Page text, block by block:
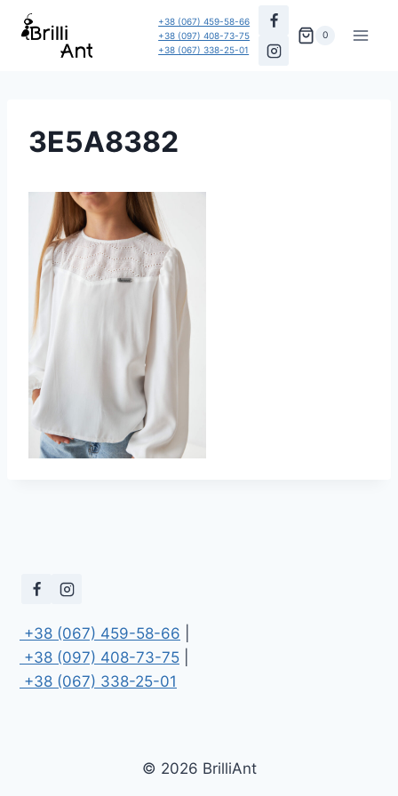
Перейти
+38 (067) 459-58-66
+38 (097) 408-73-75
+38 (067) 338-25-01
0
3E5A8382
+38 (067) 459-58-66
+38 (097) 408-73-75
+38 (067) 338-25-01
© 2026 BrilliAnt